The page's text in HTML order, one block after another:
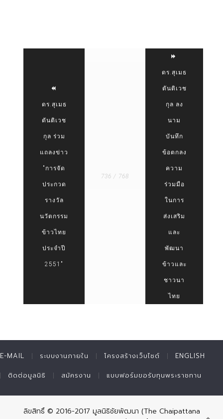
ดร.สุเมธ
ตันติเวช
กุล ร่วม
แถลงข่าว
"การจัด
ประกวด
รางวัล
นวัตกรรม
ข้าวไทย
ประจำปี
2551"
736 / 768
ดร.สุเมธ
ตันติเวช
กุล ลง
นาม
บันทึก
ข้อตกลง
ความ
ร่วมมือ
ในการ
ส่งเสริม
และ
พัฒนา
ข้าวและ
ชาวนา
ไทย
E-MAIL ระบบงานภายใน โครงสร้างเว็บไซต์ ENGLISH
ติดต่อมูลนิธิ สมัครงาน แบบฟอร์มขอรับทุนพระราชทาน
ลิขสิทธิ์ © 2016-2017 มูลนิธิชัยพัฒนา (The Chaipattana